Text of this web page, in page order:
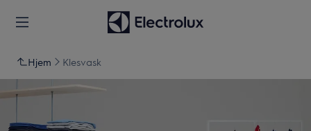
Hjem Klesvask